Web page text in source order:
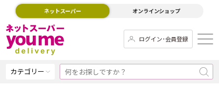
ネットスーパー オンラインショップ
ログイン･会員登録
カテゴリー